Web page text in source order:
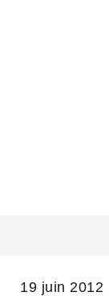
19 juin 2012